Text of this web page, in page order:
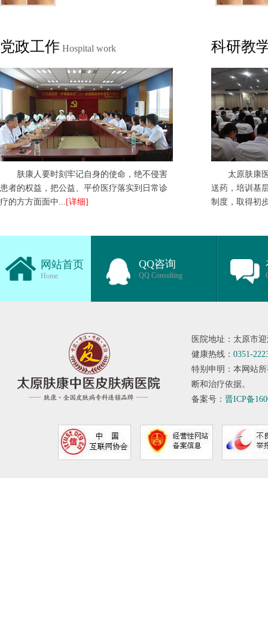
党政工作 Hospital work
肤康人要时刻牢记自身的使命，绝不侵害
患者的权益，把公益、平价医疗落实到日常诊
疗的方方面面中... [详细]
科研教
太原肤康
送药，培训基
制度，取得初
网站首页
Home
QQ咨询
QQ Consulting
医院地址：太原市
健康热线： 0351-
特别申明：本网站
断和治疗依据。
备案号： 晋ICP备